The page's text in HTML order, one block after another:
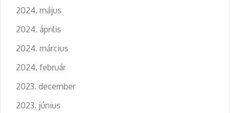
2024. május
2024. április
2024. március
2024. február
2023. december
2023. június